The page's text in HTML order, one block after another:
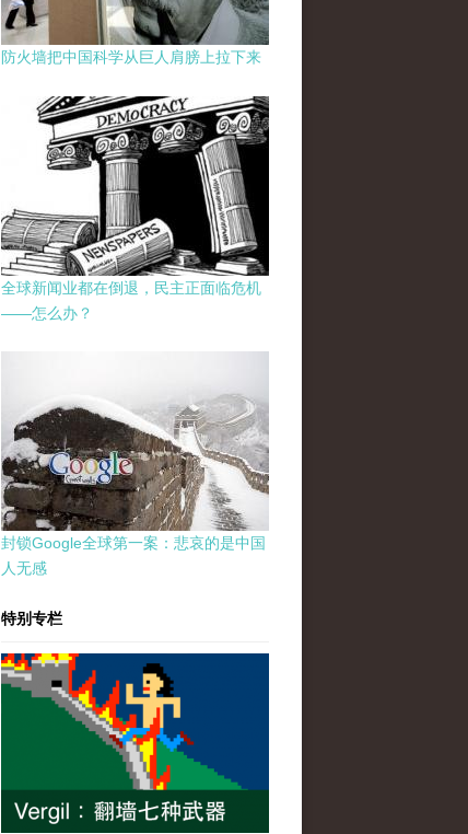
防火墙把中国科学从巨人肩膀上拉下来
全球新闻业都在倒退，民主正面临危机
——怎么办？
封锁Google全球第一案：悲哀的是中国
人无感
特别专栏